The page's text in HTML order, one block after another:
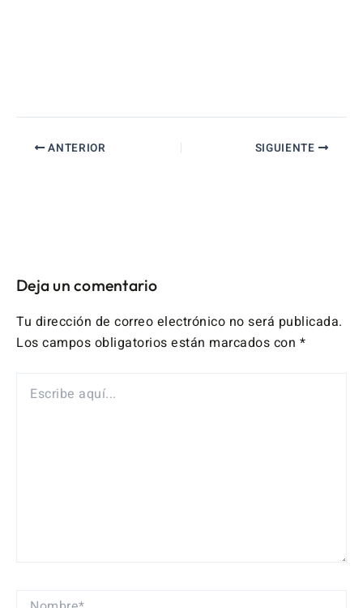
ANTERIOR SIGUIENTE
Deja un comentario
Tu dirección de correo electrónico no será publicada.
Los campos obligatorios están marcados con *
AQUÍ...
NOMBRE*